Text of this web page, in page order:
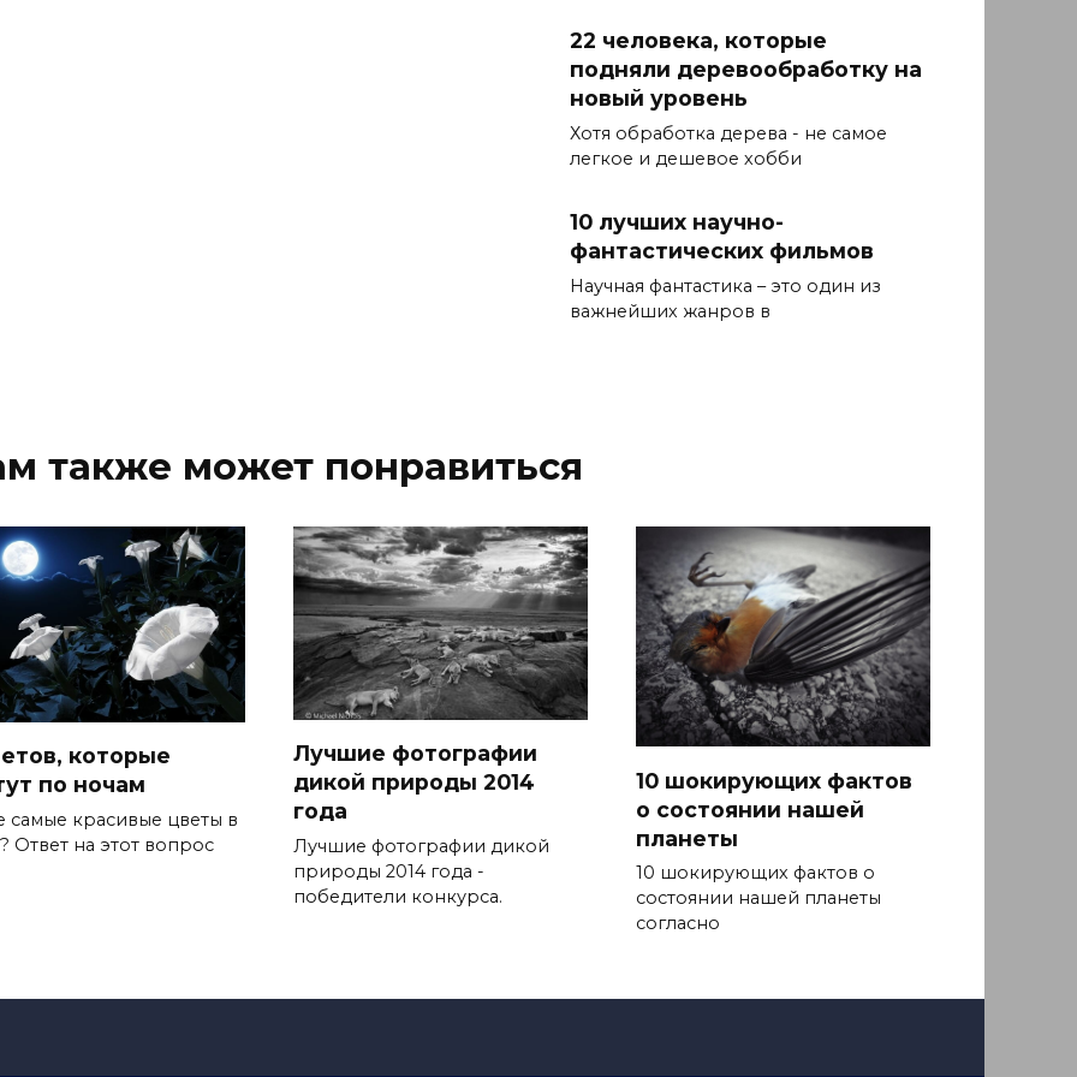
22 человека, которые
подняли деревообработку на
новый уровень
Хотя обработка дерева - не самое
легкое и дешевое хобби
10 лучших научно-
фантастических фильмов
Научная фантастика – это один из
важнейших жанров в
также может понравиться
которые
по ночам
самые красивые цветы в
Ответ на этот вопрос
Лучшие фотографии
дикой природы 2014
года
Лучшие фотографии дикой
природы 2014 года -
победители конкурса.
10 шокирующих фактов
о состоянии нашей
планеты
10 шокирующих фактов о
состоянии нашей планеты
согласно